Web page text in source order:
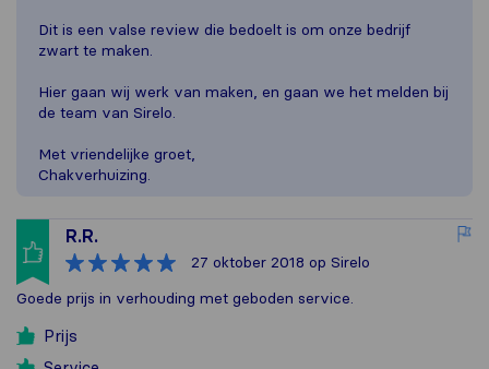
Dit is een valse review die bedoelt is om onze bedrijf
zwart te maken.
Hier gaan wij werk van maken, en gaan we het melden bij
de team van Sirelo.
Met vriendelijke groet,
Chakverhuizing.
R.R.
27 oktober 2018 op Sirelo
Goede prijs in verhouding met geboden service.
Prijs